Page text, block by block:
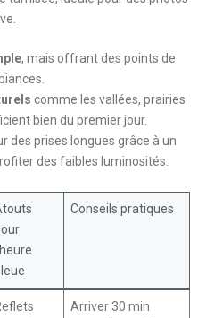
, mais offrant des points de
comme les vallées, prairies
bien du premier jour.
des prises longues grâce à un
des faibles luminosités.
Conseils pratiques
Arriver 30 min